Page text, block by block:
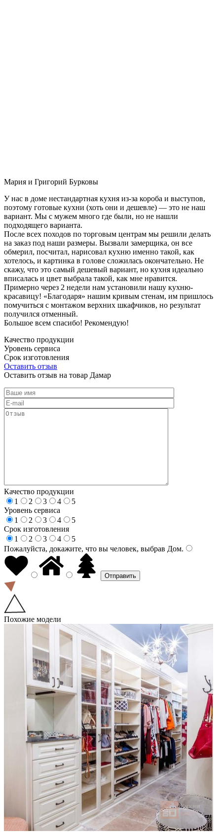
Мария и Григорий Бурковы
У нас в доме нестандартная кухня из-за короба и выступов,
поэтому готовые кухни (хоть они и дешевле) — это не наш
вариант. Мы с мужем много где были, но не нашли
подходящего варианта.
После всех походов по торговым центрам мы решили делать
на заказ под наши размеры. Вызвали замерщика, он все
обмерил, посчитал, нарисовал кухню именно такой, как
хотелось, и картинка в голове сложилась окончательно. Не
скажу, что это самый дешевый вариант, но кухня идеально
вписалась и цвет выбрала такой, как мне нравится.
Примерно через 2 недели нам установили нашу кухню-
красавицу! «Благодаря» нашим кривым стенам, им пришлось
помучиться с монтажом верхних шкафчиков, но результат
получился отменный.
Большое всем спасибо! Рекомендую!
Качество продукции
Уровень сервиса
Срок изготовления
Оставить отзыв
Оставить отзыв на товар Дамар
Качество продукции
1
2 3 4
5
Уровень сервиса
1
2 3 4
5
Срок изготовления
1
2 3 4
5
Пожалуйста, докажите, что вы человек, выбрав Дом.
Похожие модели